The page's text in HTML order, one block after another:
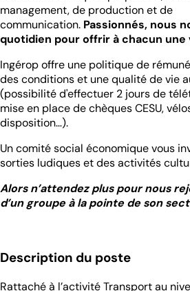
management, de production et de
communication. Passionnés, nous
quotidien pour offrir à chacun une
Ingérop offre une politique de
des conditions et une qualité de vie
(possibilité d'effectuer 2 jours de
mise en place de chèques CESU,
disposition…).
Un comité social économique vous
sorties ludiques et des activités
Alors n’attendez plus pour nous
d’un groupe à la pointe de son
Description du poste
Rattaché à l’activité Transport au